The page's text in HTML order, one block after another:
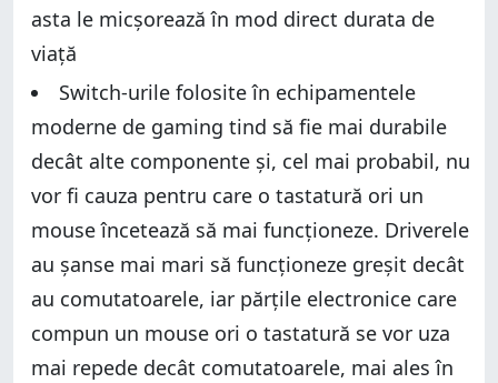
asta le micșorează în mod direct durata de
viață
Switch-urile folosite în echipamentele
moderne de gaming tind să fie mai durabile
decât alte componente și, cel mai probabil, nu
vor fi cauza pentru care o tastatură ori un
mouse încetează să mai funcționeze. Driverele
au șanse mai mari să funcționeze greșit decât
au comutatoarele, iar părțile electronice care
compun un mouse ori o tastatură se vor uza
mai repede decât comutatoarele, mai ales în